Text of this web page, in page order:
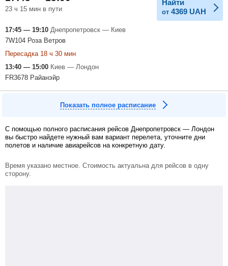
23 ч 15 мин в пути
Найти
от 4369 UAH
17:45 — 19:10 Днепропетровск — Киев
7W104 Роза Ветров
Пересадка 18 ч 30 мин
13:40 — 15:00 Киев — Лондон
FR3678 Райанэйр
Показать полное расписание
С помощью полного расписания рейсов Днепропетровск — Лондон
вы быстро найдете нужный вам вариант перелета, уточните дни
полетов и наличие авиарейсов на конкретную дату.
Время указано местное. Стоимость актуальна для рейсов в одну
сторону.